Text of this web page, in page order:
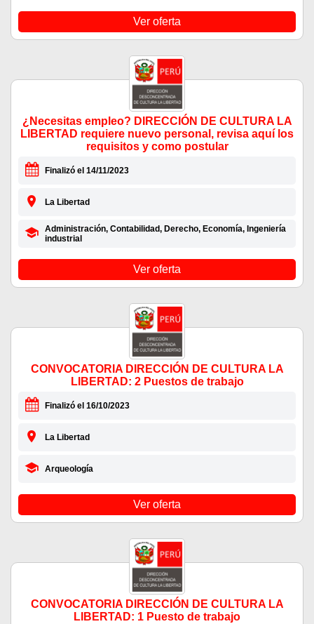
Ver oferta
¿Necesitas empleo? DIRECCIÓN DE CULTURA LA
LIBERTAD requiere nuevo personal, revisa aquí los
requisitos y como postular
Finalizó el 14/11/2023
La Libertad
Administración, Contabilidad, Derecho, Economía, Ingeniería
industrial
Ver oferta
CONVOCATORIA DIRECCIÓN DE CULTURA LA
LIBERTAD: 2 Puestos de trabajo
Finalizó el 16/10/2023
La Libertad
Arqueología
Ver oferta
CONVOCATORIA DIRECCIÓN DE CULTURA LA
LIBERTAD: 1 Puesto de trabajo